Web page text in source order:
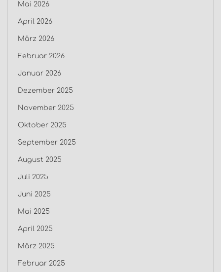
Mai 2026
April 2026
März 2026
Februar 2026
Januar 2026
Dezember 2025
November 2025
Oktober 2025
September 2025
August 2025
Juli 2025
Juni 2025
Mai 2025
April 2025
März 2025
Februar 2025